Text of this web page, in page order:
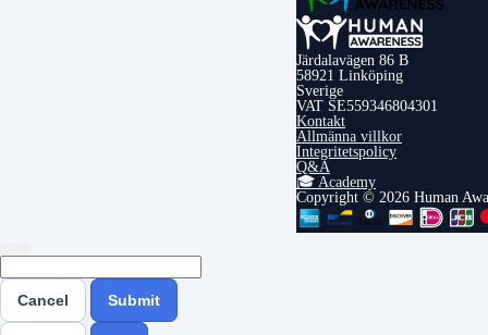
Järdalavägen 86 B
58921 Linköping
Sverige
VAT SE559346804301
Kontakt
Allmänna villkor
Integritetspolicy
Q&A
🎓 Academy
Copyright © 2026 Human
Cancel Submit